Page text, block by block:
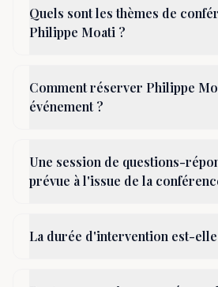
Quels sont les thèmes de
Philippe Moati ?
Comment réserver Philippe
événement ?
Une session de questions-
prévue à l'issue de la
La durée d'intervention est-